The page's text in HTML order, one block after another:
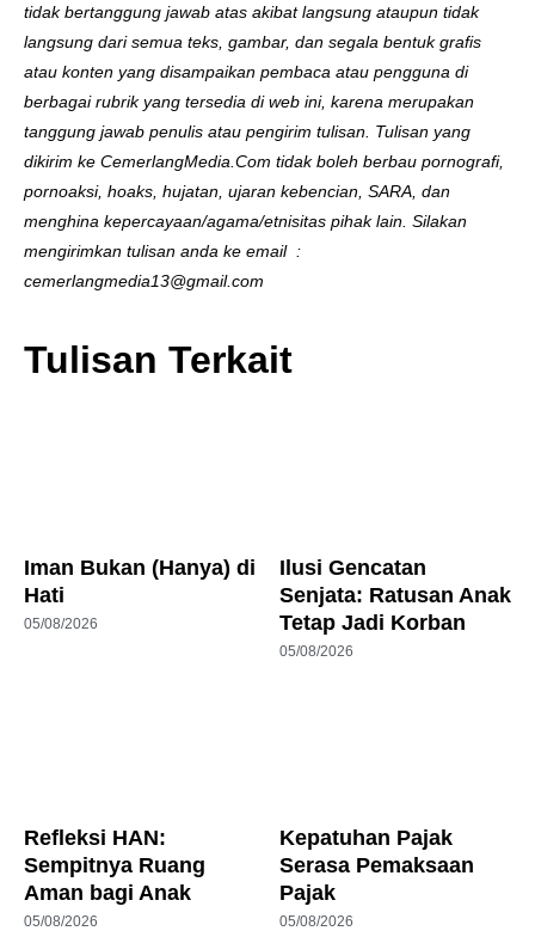
tidak bertanggung jawab atas akibat langsung ataupun tidak
langsung dari semua teks, gambar, dan segala bentuk grafis
atau konten yang disampaikan pembaca atau pengguna di
berbagai rubrik yang tersedia di web ini, karena merupakan
tanggung jawab penulis atau pengirim tulisan. Tulisan yang
dikirim ke CemerlangMedia.Com tidak boleh berbau pornografi,
pornoaksi, hoaks, hujatan, ujaran kebencian, SARA, dan
menghina kepercayaan/agama/etnisitas pihak lain. Silakan
mengirimkan tulisan anda ke email :
cemerlangmedia13@gmail.com
Tulisan Terkait
Iman Bukan (Hanya) di
Hati
05/08/2026
Ilusi Gencatan
Senjata: Ratusan Anak
Tetap Jadi Korban
05/08/2026
Refleksi HAN:
Sempitnya Ruang
Aman bagi Anak
05/08/2026
Kepatuhan Pajak
Serasa Pemaksaan
Pajak
05/08/2026